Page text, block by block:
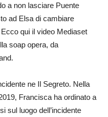
a non lasciare Puente
ad Elsa di cambiare
qui il video Mediaset
soap opera, da
ne Il Segreto. Nella
Francisca ha ordinato a
sul luogo dell’incidente